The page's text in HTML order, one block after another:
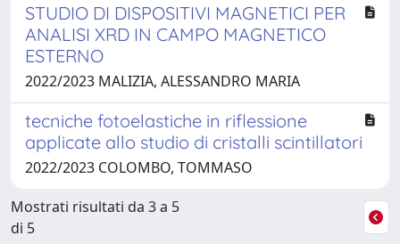
STUDIO DI DISPOSITIVI MAGNETICI PER
ANALISI XRD IN CAMPO MAGNETICO
ESTERNO
2022/2023 MALIZIA, ALESSANDRO MARIA
tecniche fotoelastiche in riflessione
applicate allo studio di cristalli scintillatori
2022/2023 COLOMBO, TOMMASO
Mostrati risultati da 3 a 5
di 5